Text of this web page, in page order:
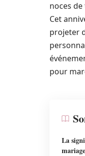
noces
Cet
projeter
pour
La
mariage